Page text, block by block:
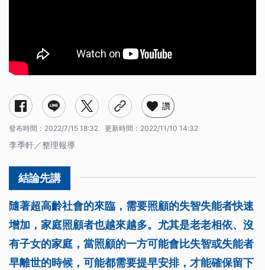
後事安排繁絮複雜，穩固資產成為關鍵
信託服務需要執行者協助，尋找未來監護人不可馬虎
金研院開辦培訓課程，培育人員協助處理問題
讚
發布時間： 2022/7/15 18:32 更新時間： 2022/11/10 14:32
李季軒／整理報導
隨著超高齡社會的來臨，需要照顧的失智失能者快速
增加，家庭照顧者也越來越多。尤其是老老相依、沒
有子女的家庭，當照顧的一方可能會比失智或失能者
早離世的時候，可能都需要提早安排，才能確保留下